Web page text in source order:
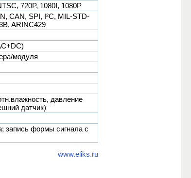
720P, 1080I, 1080P
CAN, SPI, I²C, MIL-STD-
ARINC429
модуля
давление
датчик)
запись формы сигнала с
www.eliks.ru